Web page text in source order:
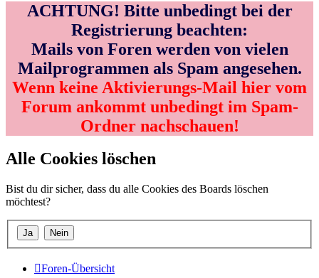
ACHTUNG! Bitte unbedingt bei der
Registrierung beachten:
Mails von Foren werden von vielen
Mailprogrammen als Spam angesehen.
Wenn keine Aktivierungs-Mail hier vom
Forum ankommt unbedingt im Spam-
Ordner nachschauen!
Alle Cookies löschen
Bist du dir sicher, dass du alle Cookies des Boards löschen
möchtest?
Foren-Übersicht